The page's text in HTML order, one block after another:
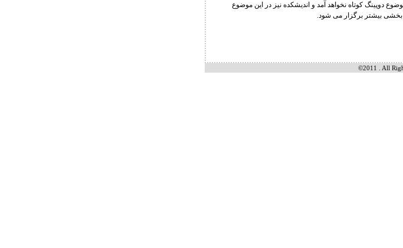
دوپینگ کوتاه نخواهد آمد و اندیشکده نیز در این موضوع
بخشی بیشتر برگزار می شود.
©2011 . All